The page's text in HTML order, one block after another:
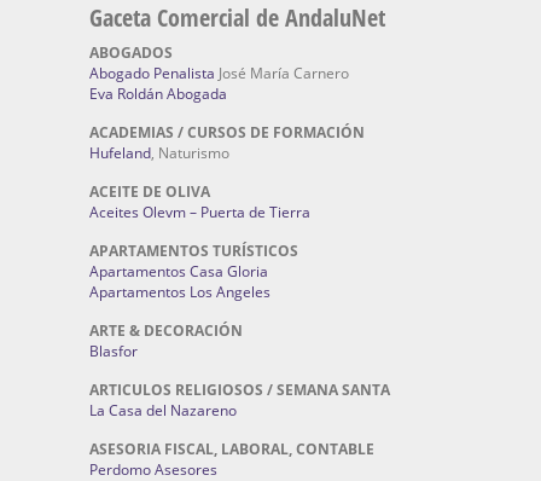
Gaceta Comercial de AndaluNet
ABOGADOS
Abogado Penalista José María Carnero
Eva Roldán Abogada
ACADEMIAS / CURSOS DE FORMACIÓN
Hufeland, Naturismo
ACEITE DE OLIVA
Aceites Olevm – Puerta de Tierra
APARTAMENTOS TURÍSTICOS
Apartamentos Casa Gloria
Apartamentos Los Angeles
ARTE & DECORACIÓN
Blasfor
ARTICULOS RELIGIOSOS / SEMANA SANTA
La Casa del Nazareno
ASESORIA FISCAL, LABORAL, CONTABLE
Perdomo Asesores